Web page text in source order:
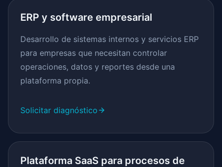
ERP y software empresarial
Desarrollo de sistemas internos y servicios ERP
para empresas que necesitan controlar
operaciones, datos y reportes desde una
plataforma propia.
Solicitar diagnóstico
Plataforma SaaS para procesos de